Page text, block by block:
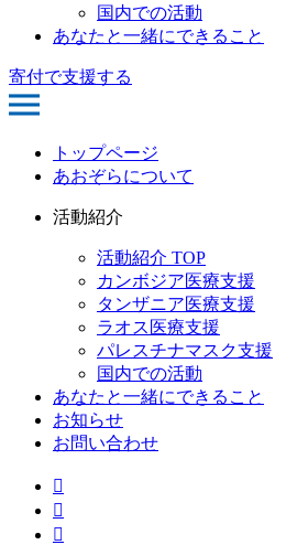
国内での活動
あなたと一緒にできること
寄付で支援する
トップページ
あおぞらについて
活動紹介
活動紹介 TOP
カンボジア医療支援
タンザニア医療支援
ラオス医療支援
パレスチナマスク支援
国内での活動
あなたと一緒にできること
お知らせ
お問い合わせ